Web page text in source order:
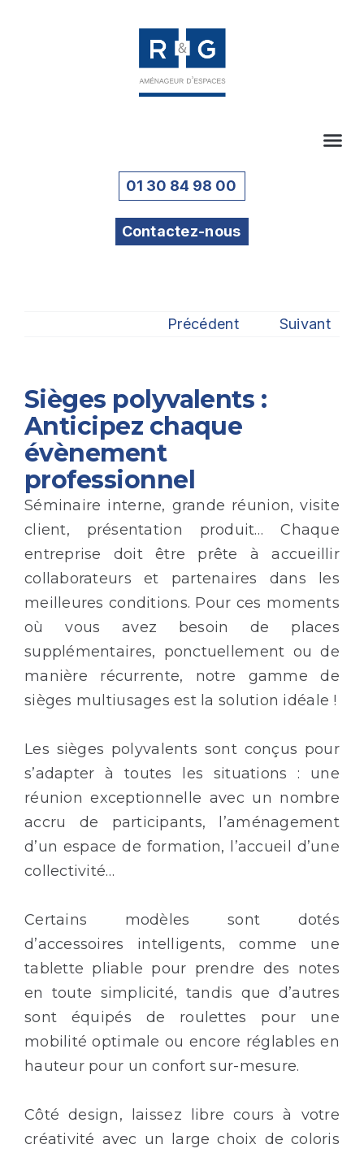
01 30 84 98 00
Contactez-nous
Précédent Suivant
Sièges polyvalents :
Anticipez chaque
évènement
professionnel
Séminaire interne, grande réunion, visite
client, présentation produit… Chaque
entreprise doit être prête à accueillir
collaborateurs et partenaires dans les
meilleures conditions. Pour ces moments
où vous avez besoin de places
supplémentaires, ponctuellement ou de
manière récurrente, notre gamme de
sièges multiusages est la solution idéale !
Les sièges polyvalents sont conçus pour
s’adapter à toutes les situations : une
réunion exceptionnelle avec un nombre
accru de participants, l’aménagement
d’un espace de formation, l’accueil d’une
collectivité…
Certains modèles sont dotés
d’accessoires intelligents, comme une
tablette pliable pour prendre des notes
en toute simplicité, tandis que d’autres
sont équipés de roulettes pour une
mobilité optimale ou encore réglables en
hauteur pour un confort sur-mesure.
Côté design, laissez libre cours à votre
créativité avec un large choix de coloris